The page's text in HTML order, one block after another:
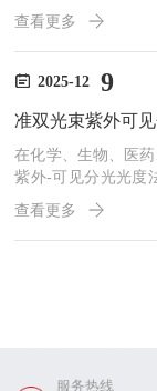
化合物谱峰，但获
（如核磁共振）、
仪便成为连接“分析
简单放大，而是一
在分析与制备之间“
查看更多
2025-12 9
在化学、生物、医
紫外-可见分光光度
基础且广泛应用的
计，历经单光束、
精度、稳定性和抗
质检机构和工业研
术演进的必然早期
查看更多
服务热线